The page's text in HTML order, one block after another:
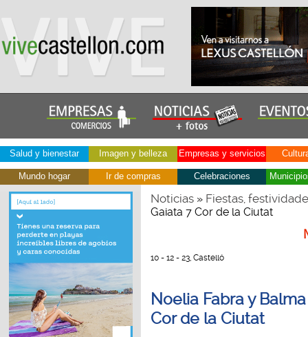
Salud y bienestar Imagen y belleza Empresas y servicios
Mundo hogar Ir de compras Celebraciones
Noticias» Fiestas,
Gaiata 7 Cor de la Ciutat
10 - 12 - 23, Castelló
Noelia Fabra y
Cor de la Ciutat